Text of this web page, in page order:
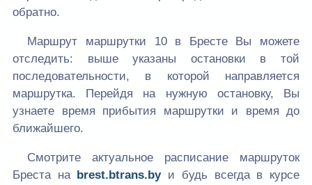
обратно.
Маршрут маршрутки 10 в Бресте Вы можете
отследить: выше указаны остановки в той
последовательности, в которой направляется
маршрутка. Перейдя на нужную остановку, Вы
узнаете время прибытия маршрутки и время до
ближайшего.
Смотрите актуальное расписание маршруток
Бреста на brest.btrans.byи будь всегда в курсе